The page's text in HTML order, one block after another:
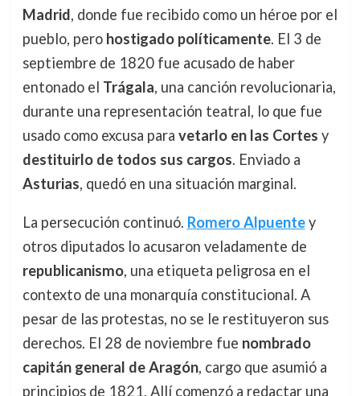
Madrid, donde fue recibido como un héroe por el
pueblo, pero hostigado políticamente. El 3 de
septiembre de 1820 fue acusado de haber
entonado el Trágala, una canción revolucionaria,
durante una representación teatral, lo que fue
usado como excusa para vetarlo en las Cortes y
destituirlo de todos sus cargos. Enviado a
Asturias, quedó en una situación marginal.
La persecución continuó. Romero Alpuentey
otros diputados lo acusaron veladamente de
republicanismo, una etiqueta peligrosa en el
contexto de una monarquía constitucional. A
pesar de las protestas, no se le restituyeron sus
derechos. El 28 de noviembre fue nombrado
capitán general de Aragón, cargo que asumió a
principios de 1821. Allí comenzó a redactar una